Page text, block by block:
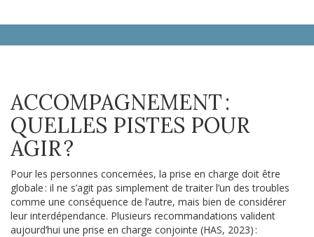
ACCOMPAGNEMENT :
QUELLES PISTES POUR
AGIR ?
Pour les personnes concernées, la prise en charge doit être
globale : il ne s’agit pas simplement de traiter l’un des troubles
comme une conséquence de l’autre, mais bien de considérer
leur interdépendance. Plusieurs recommandations valident
aujourd’hui une prise en charge conjointe (HAS, 2023) :